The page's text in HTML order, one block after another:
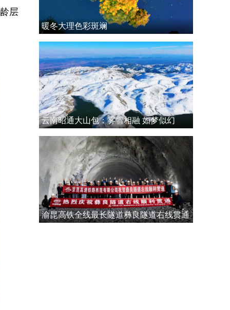
层
暖冬大理色彩斑斓
云南昭通大山包：雾雪相融 如梦似幻
渝昆高铁全线最长隧道彝良隧道右线贯通